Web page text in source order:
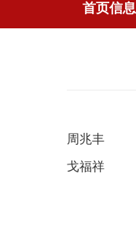
首页信息
周兆丰
戈福祥